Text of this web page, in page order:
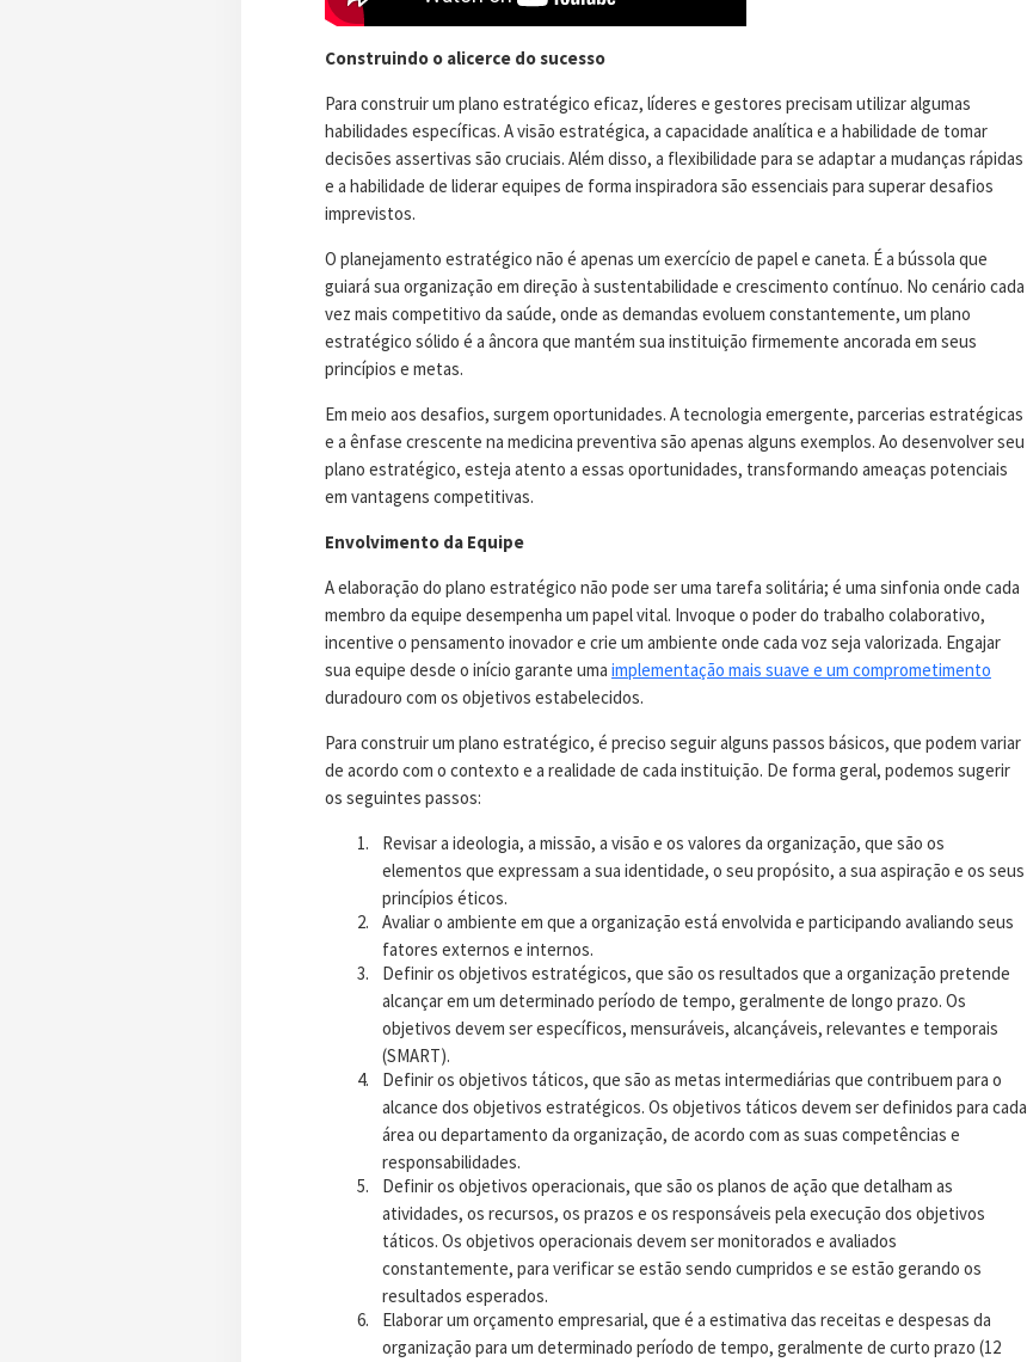
Construindo o alicerce do sucesso
Para construir um plano estratégico eficaz, líderes e gestores precisam utilizar algumas
habilidades específicas. A visão estratégica, a capacidade analítica e a habilidade de tomar
decisões assertivas são cruciais. Além disso, a flexibilidade para se adaptar a mudanças rápidas
e a habilidade de liderar equipes de forma inspiradora são essenciais para superar desafios
imprevistos.
O planejamento estratégico não é apenas um exercício de papel e caneta. É a bússola que
guiará sua organização em direção à sustentabilidade e crescimento contínuo. No cenário cada
vez mais competitivo da saúde, onde as demandas evoluem constantemente, um plano
estratégico sólido é a âncora que mantém sua instituição firmemente ancorada em seus
princípios e metas.
Em meio aos desafios, surgem oportunidades. A tecnologia emergente, parcerias estratégicas
e a ênfase crescente na medicina preventiva são apenas alguns exemplos. Ao desenvolver seu
plano estratégico, esteja atento a essas oportunidades, transformando ameaças potenciais
em vantagens competitivas.
Envolvimento da Equipe
A elaboração do plano estratégico não pode ser uma tarefa solitária; é uma sinfonia onde cada
membro da equipe desempenha um papel vital. Invoque o poder do trabalho colaborativo,
incentive o pensamento inovador e crie um ambiente onde cada voz seja valorizada. Engajar
sua equipe desde o início garante uma implementação mais suave e um comprometimento
duradouro com os objetivos estabelecidos.
Para construir um plano estratégico, é preciso seguir alguns passos básicos, que podem variar
de acordo com o contexto e a realidade de cada instituição. De forma geral, podemos sugerir
os seguintes passos:
Revisar a ideologia, a missão, a visão e os valores da organização, que são os
elementos que expressam a sua identidade, o seu propósito, a sua aspiração e os seus
princípios éticos.
Avaliar o ambiente em que a organização está envolvida e participando avaliando seus
fatores externos e internos.
Definir os objetivos estratégicos, que são os resultados que a organização pretende
alcançar em um determinado período de tempo, geralmente de longo prazo. Os
objetivos devem ser específicos, mensuráveis, alcançáveis, relevantes e temporais
(SMART).
Definir os objetivos táticos, que são as metas intermediárias que contribuem para o
alcance dos objetivos estratégicos. Os objetivos táticos devem ser definidos para cada
área ou departamento da organização, de acordo com as suas competências e
responsabilidades.
Definir os objetivos operacionais, que são os planos de ação que detalham as
atividades, os recursos, os prazos e os responsáveis pela execução dos objetivos
táticos. Os objetivos operacionais devem ser monitorados e avaliados
constantemente, para verificar se estão sendo cumpridos e se estão gerando os
resultados esperados.
Elaborar um orçamento empresarial, que é a estimativa das receitas e despesas da
organização para um determinado período de tempo, geralmente de curto prazo (12